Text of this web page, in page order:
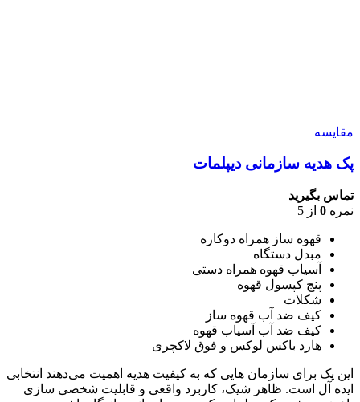
مقایسه
پک هدیه سازمانی دیپلمات
تماس بگیرید
نمره 0 از 5
قهوه ساز همراه دوکاره
مبدل دستگاه
آسیاب قهوه همراه دستی
پنج کپسول قهوه
شکلات
کیف ضد آب قهوه ساز
کیف ضد آب آسیاب قهوه
هارد باکس لوکس و فوق لاکچری
این پک برای سازمان هایی که به کیفیت هدیه اهمیت می‌دهند انتخابی
ایده آل است. ظاهر شیک، کاربرد واقعی و قابلیت شخصی سازی